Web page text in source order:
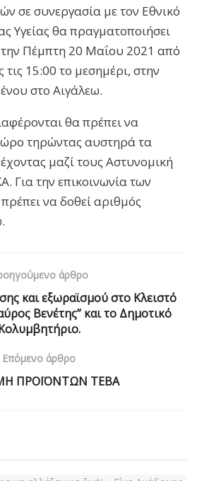
σε συνεργασία με τον Εθνικό
Υγείας θα πραγματοποιήσει
Πέμπτη 20 Μαΐου 2021 από
τις 15:00 το μεσημέρι, στην
στο Αιγάλεω.
θα πρέπει να
τηρώντας αυστηρά τα
μαζί τους Αστυνομική
Για την επικοινωνία των
να δοθεί αριθμός
άρθρο
και εξωραϊσμού στο Κλειστό
Βενέτης” και το Δημοτικό
Επόμενο άρθρο
ΠΡΟΪΟΝΤΩΝ ΤΕΒΑ